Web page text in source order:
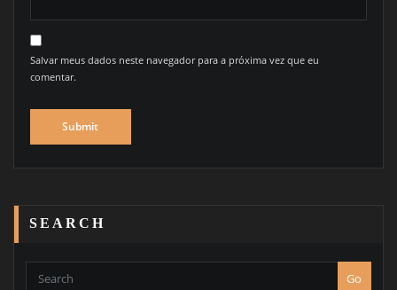
Salvar meus dados neste navegador para a próxima vez que eu
comentar.
SEARCH
Go